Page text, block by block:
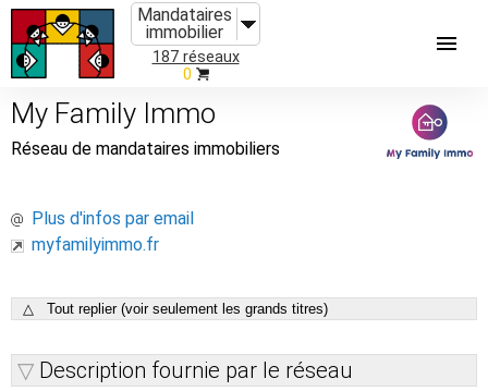
Mandataires
immobilier
187 réseaux
0
My Family Immo
Réseau de mandataires immobiliers
Plus d'infos par email
myfamilyimmo.fr
△ Tout replier (voir seulement les grands titres)
Description fournie par le réseau